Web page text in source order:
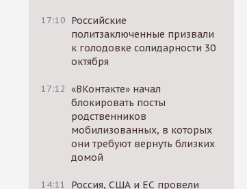
17:10 Российские
политзаключенные призвали
к голодовке солидарности 30
октября
17:12 «ВКонтакте» начал
блокировать посты
родственников
мобилизованных, в которых
они требуют вернуть близких
домой
14:11
Россия, США и ЕС провели